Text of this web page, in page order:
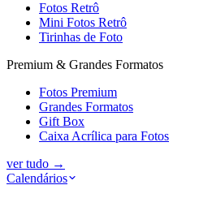
Fotos Retrô
Mini Fotos Retrô
Tirinhas de Foto
Premium & Grandes Formatos
Fotos Premium
Grandes Formatos
Gift Box
Caixa Acrílica para Fotos
ver tudo →
Calendários